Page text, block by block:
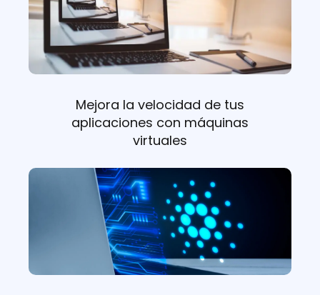
Mejora la velocidad de tus
aplicaciones con máquinas
virtuales